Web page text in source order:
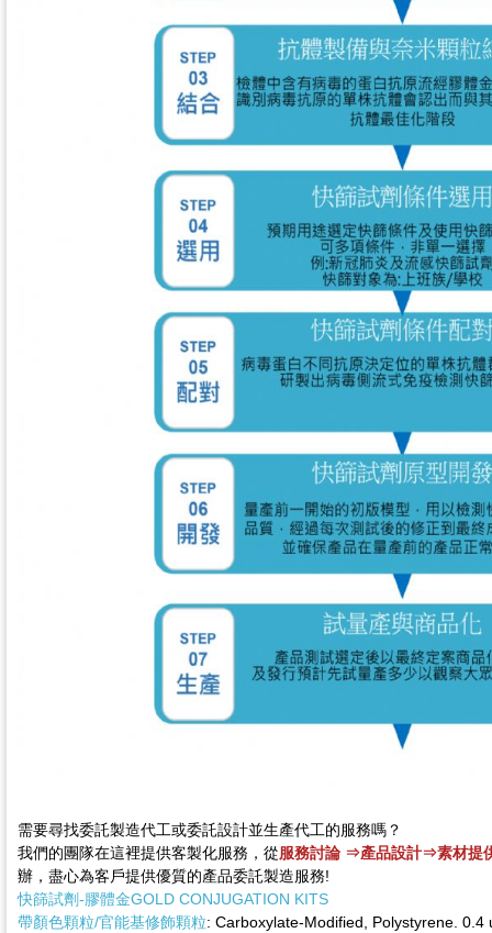
需要尋找委託製造代工或委託設計並生產代工的服務嗎？
我們的團隊在這裡提供客製化服務，從服務討論 ⇒產品設計⇒素材
辦，盡心為客戶提供優質的產品委託製造服務!
快篩試劑-膠體金GOLD CONJUGATION KITS
帶顏色顆粒/官能基修飾顆粒: Carboxylate-Modified, Polystyrene. 0.4